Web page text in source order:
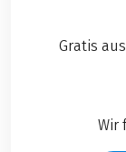
Gratis
Wir